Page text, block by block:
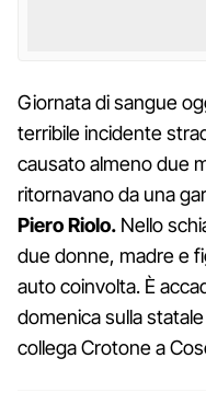
Giornata di sangue
terribile incidente
causato almeno due
ritornavano da una
Piero Riolo. Nello
due donne, madre e
auto coinvolta. È
domenica sulla
collega Crotone a